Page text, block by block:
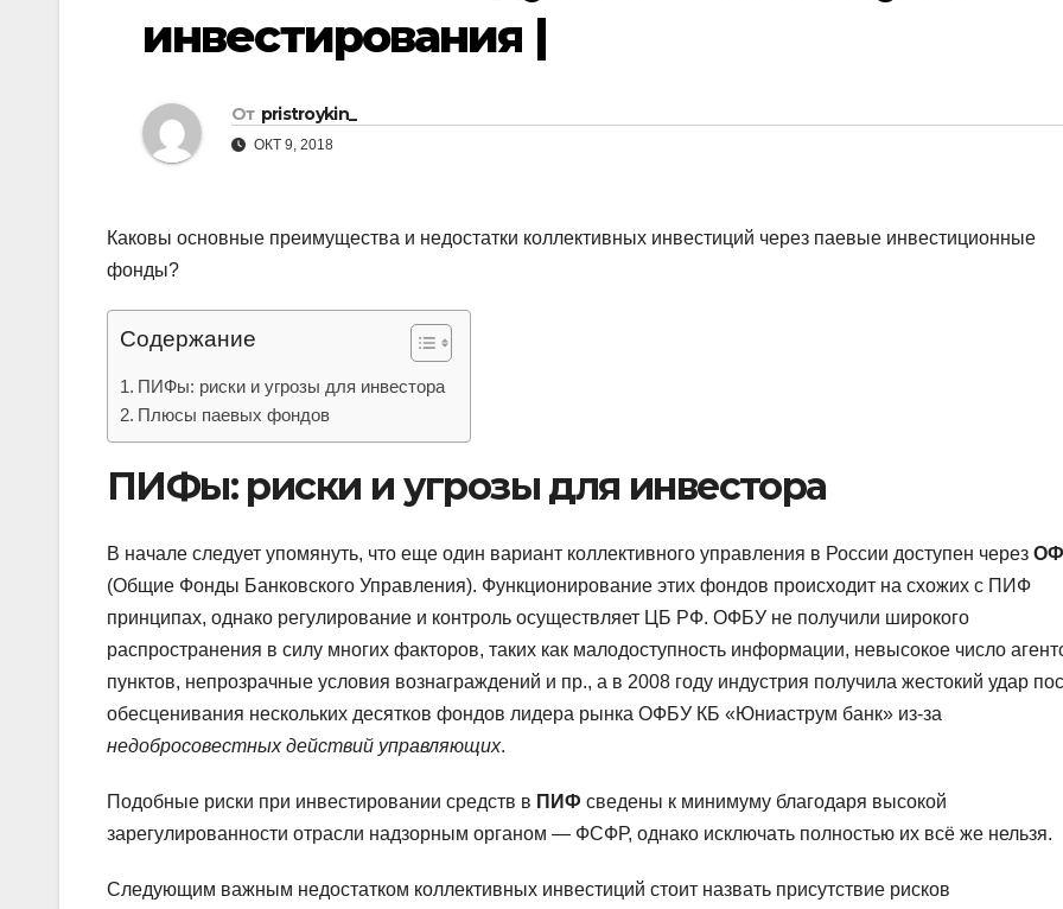
инвестирования |
От pristroykin_
ОКТ 9, 2018
Каковы основные преимущества и недостатки коллективных инвестиций через паевые инвестиционные
фонды?
Содержание
ПИФы: риски и угрозы для инвестора
Плюсы паевых фондов
ПИФы: риски и угрозы для инвестора
В начале следует упомянуть, что еще один вариант коллективного управления в России доступен через
(Общие Фонды Банковского Управления). Функционирование этих фондов происходит на схожих с ПИФ
принципах, однако регулирование и контроль осуществляет ЦБ РФ. ОФБУ не получили широкого
распространения в силу многих факторов, таких как малодоступность информации, невысокое число
пунктов, непрозрачные условия вознаграждений и пр., а в 2008 году индустрия получила жестокий удар
обесценивания нескольких десятков фондов лидера рынка ОФБУ КБ «Юниаструм банк» из-за
недобросовестных действий управляющих.
Подобные риски при инвестировании средств в ПИФ сведены к минимуму благодаря высокой
зарегулированности отрасли надзорным органом — ФСФР, однако исключать полностью их всё же нельзя.
Следующим важным недостатком коллективных инвестиций стоит назвать присутствие рисков